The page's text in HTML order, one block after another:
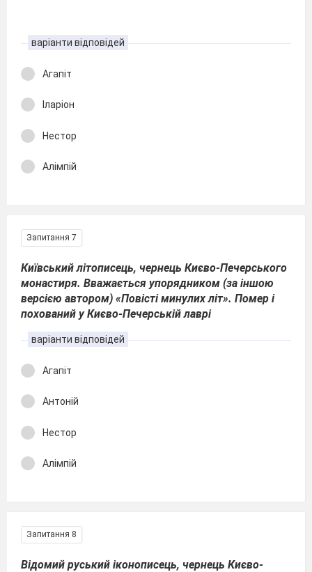
варіанти відповідей
Агапіт
Іларіон
Нестор
Алімпій
Запитання 7
Київський літописець, чернець Києво-Печерського
монастиря. Вважається упорядником (за іншою
версією автором) «Повісті минулих літ». Помер і
похований у Києво-Печерській лаврі
варіанти відповідей
Агапіт
Антоній
Нестор
Алімпій
Запитання 8
Відомий руський іконописець, чернець Києво-